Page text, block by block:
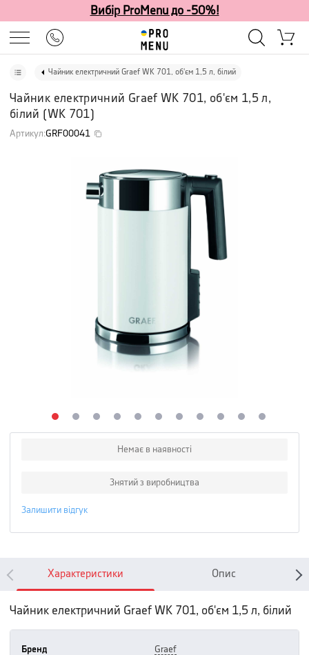
Вибір ProMenu до -50%!
Чайник електричний Graef WK 701, об'єм 1,5 л, білий
Чайник електричний Graef WK 701, об'єм 1,5 л,
білий (WK 701)
Артикул:GRF00041
Немає в наявності
Знятий з виробництва
Залишити відгук
Характеристики Опис
Чайник електричний Graef WK 701, об'єм 1,5 л, білий
Бренд graef